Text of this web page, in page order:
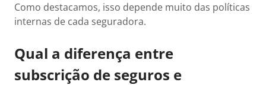
Como destacamos, isso depende muito das políticas
internas de cada seguradora.
Qual a diferença entre
subscrição de seguros e